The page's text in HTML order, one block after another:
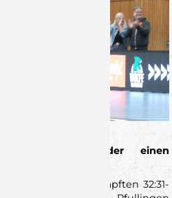
mit Rumpfkader einen
hart umkämpften 32:31-